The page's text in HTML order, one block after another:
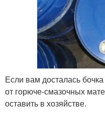
Если вам досталась
от горюче-смазочных
оставить в хозяйстве.